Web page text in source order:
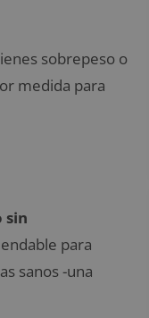
sobrepeso o
medida para
sin
para
sanos -una